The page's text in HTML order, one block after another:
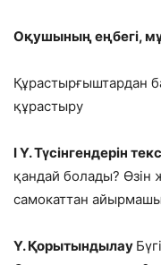
Оқушының еңбегі,
Құрастырғыштардан
құрастыру
І Ү. Түсінгендерін
қандай болады? Өзін
самокаттан
Ү. Қорытындылау